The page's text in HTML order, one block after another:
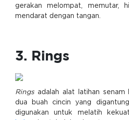
gerakan melompat, memutar,
mendarat dengan tangan.
3. Rings
Ringsadalah alat latihan senam
dua buah cincin yang
digunakan untuk melatih